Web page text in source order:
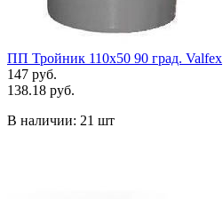
ПП Тройник 110х50 90 град. Valfex
147 руб.
138.18 руб.
В наличии: 21 шт